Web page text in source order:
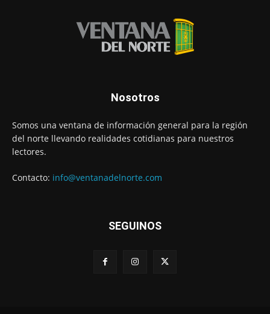
Nosotros
Somos una ventana de información general para la región
del norte llevando realidades cotidianas para nuestros
lectores.
Contacto: info@ventanadelnorte.com
SEGUINOS